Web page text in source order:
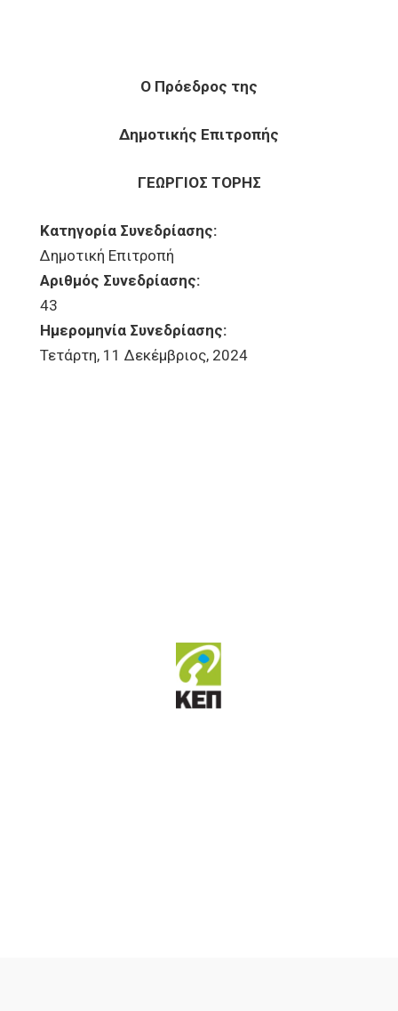
Ο Πρόεδρος της
Δημοτικής Επιτροπής
ΓΕΩΡΓΙΟΣ ΤΟΡΗΣ
Κατηγορία Συνεδρίασης:
Δημοτική Επιτροπή
Αριθμός Συνεδρίασης:
43
Ημερομηνία Συνεδρίασης:
Τετάρτη, 11 Δεκέμβριος, 2024